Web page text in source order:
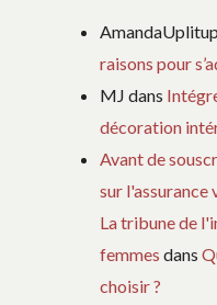
raisons pour
MJ dans
décoration
Avant de
sur l'assurance
La tribune de
femmes dans
choisir ?